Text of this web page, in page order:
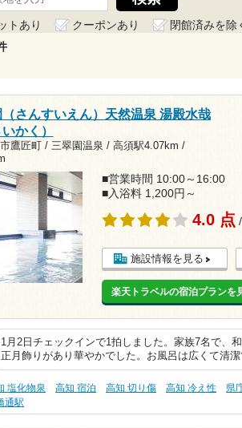
トあり クーポンあり
閉館済みを除
さんすいえん）天然温泉 湯殿水哉
かく）
鷹匠町 / 三翠園温泉 / 高須駅4.07km /
■営業時間 10:00～16:00
■入浴料 1,200円～
4.0 点
施設情報を見る
楽天トラベルの宿泊プランを
1月2日チェックインで1拍しました。家族7名で、
正月飾りがあり華やかでした。お風呂は広くて清
塩化物泉 高知 宿泊 高知 切り傷 高知 冷え性 県
通駅